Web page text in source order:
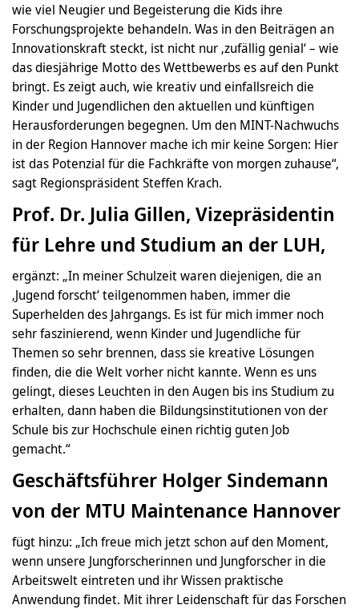
wie viel Neugier und Begeisterung die Kids ihre
Forschungsprojekte behandeln. Was in den Beiträgen an
Innovationskraft steckt, ist nicht nur ‚zufällig genial‘ – wie
das diesjährige Motto des Wettbewerbs es auf den Punkt
bringt. Es zeigt auch, wie kreativ und einfallsreich die
Kinder und Jugendlichen den aktuellen und künftigen
Herausforderungen begegnen. Um den MINT-Nachwuchs
in der Region Hannover mache ich mir keine Sorgen: Hier
ist das Potenzial für die Fachkräfte von morgen zuhause“,
sagt Regionspräsident Steffen Krach.
Prof. Dr. Julia Gillen, Vizepräsidentin
für Lehre und Studium an der LUH,
ergänzt: „In meiner Schulzeit waren diejenigen, die an
‚Jugend forscht‘ teilgenommen haben, immer die
Superhelden des Jahrgangs. Es ist für mich immer noch
sehr faszinierend, wenn Kinder und Jugendliche für
Themen so sehr brennen, dass sie kreative Lösungen
finden, die die Welt vorher nicht kannte. Wenn es uns
gelingt, dieses Leuchten in den Augen bis ins Studium zu
erhalten, dann haben die Bildungsinstitutionen von der
Schule bis zur Hochschule einen richtig guten Job
gemacht.“
Geschäftsführer Holger Sindemann
von der MTU Maintenance Hannover
fügt hinzu: „Ich freue mich jetzt schon auf den Moment,
wenn unsere Jungforscherinnen und Jungforscher in die
Arbeitswelt eintreten und ihr Wissen praktische
Anwendung findet. Mit ihrer Leidenschaft für das Forschen